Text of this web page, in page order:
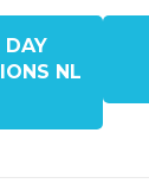
DAY
NL